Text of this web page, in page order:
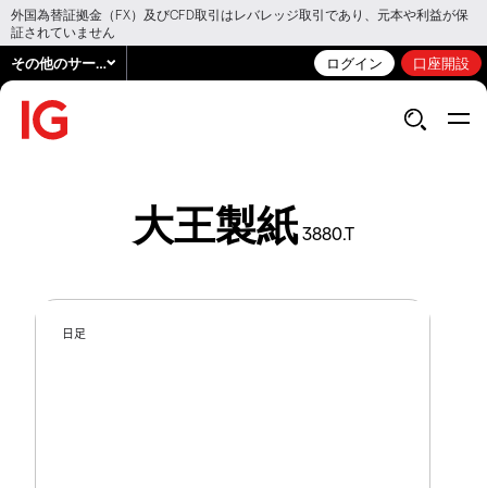
外国為替証拠金（FX）及びCFD取引はレバレッジ取引であり、元本や利益が保
証されていません
その他のサービス ログイン 口座開設
大王製紙 3880.T
日足